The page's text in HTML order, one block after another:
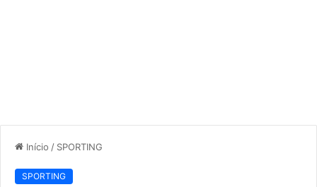
Início / SPORTING
SPORTING